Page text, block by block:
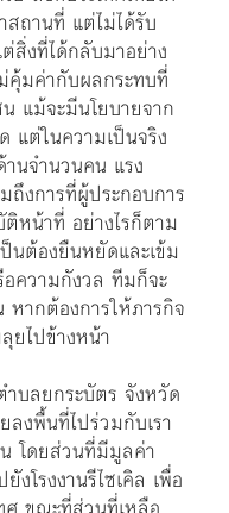
สถานที่ แต่ไม่ได้รับ
สิ่งที่ได้กลับมาอย่าง
คุ้มค่ากับผลกระทบที่
แม้จะมีนโยบายจาก
แต่ในความเป็นจริง
นจำนวนคน แรง
งการที่ผู้ประกอบการ
หน้าที่ อย่างไรก็ตาม
นต้องยืนหยัดและเข้ม
ความกังวล ทีมก็จะ
หากต้องการให้ภารกิจ
ยไปข้างหน้า
ำบลยกระบัตร จังหวัด
งพื้นที่ไปร่วมกับเรา
โดยส่วนที่มีมูลค่า
โรงงานรีไซเคิล เพื่อ